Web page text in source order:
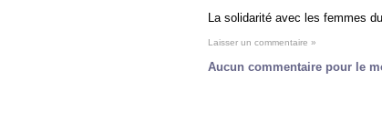
La solidarité avec les femmes
Laisser un commentaire »
Aucun commentaire pour le